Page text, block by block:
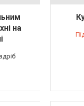
на
"DOICHMAN"